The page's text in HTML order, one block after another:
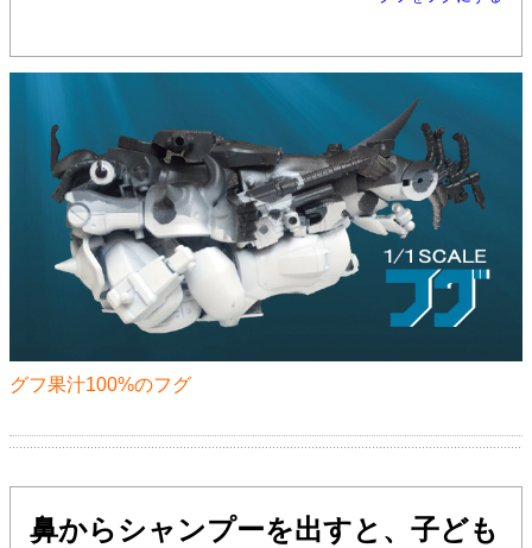
グフ果汁100%のフグ
鼻からシャンプーを出すと、子ども